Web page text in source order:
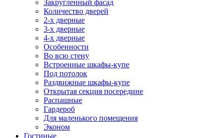
Закругленный фасад
Количество дверей
2-х дверные
3-х дверные
4-х дверные
Особенности
Во всю стену
Встроенные шкафы-купе
Под потолок
Раздвижные шкафы-купе
Открытая секция посередине
Распашные
Гардероб
Для маленького помещения
Эконом
Гостиные